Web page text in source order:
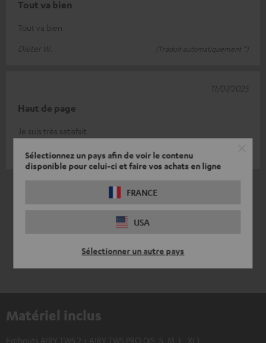
Sélectionnez un pays afin de voir le contenu
disponible pour celui-ci et faire vos achats en ligne
FRANCE
USA
Sélectionner un autre pays
Tout va bien
Tout va bien
Dieter W.
(Traduit automatiquement *)
Haut de page
Je suis très satisfait
Nico V.
(Traduit automatiquement *)
11/07/2025
Matériel inclus
Embouts AIRY TWS 2 + AIRY TWS PRO (XS, S, M, L, XL)